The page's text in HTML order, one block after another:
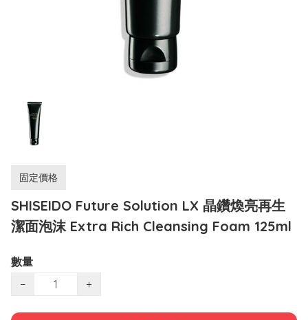
固定價格
SHISEIDO Future Solution LX 晶鑽煥亮再生
潔面泡沫 Extra Rich Cleansing Foam 125ml
數量
−
+